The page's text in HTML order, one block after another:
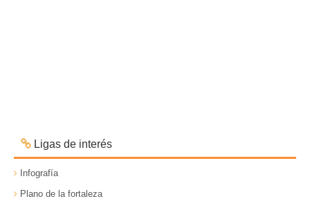
Ligas de interés
Infografía
Plano de la fortaleza